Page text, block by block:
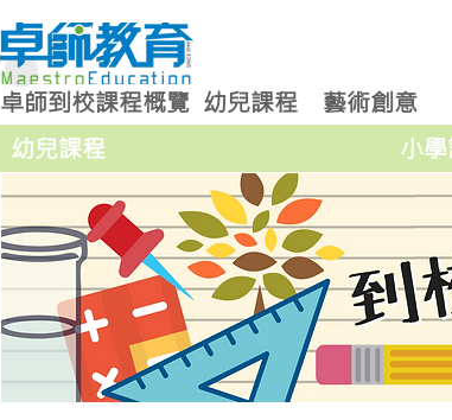
卓師到校課程概覽 幼兒課程 藝術創意
幼兒課程
小